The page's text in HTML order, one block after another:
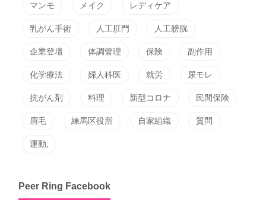
マンモ メイク レディケア
乳がん手術 人工肛門 人工膀胱
企業登壇 体調管理 保険 副作用
化学療法 婦人科医 就労 尿モレ
抗がん剤 料理 新型コロナ 民間保険
眉毛 練馬区役所 自家組織 質問
運動;
Peer Ring Facebook